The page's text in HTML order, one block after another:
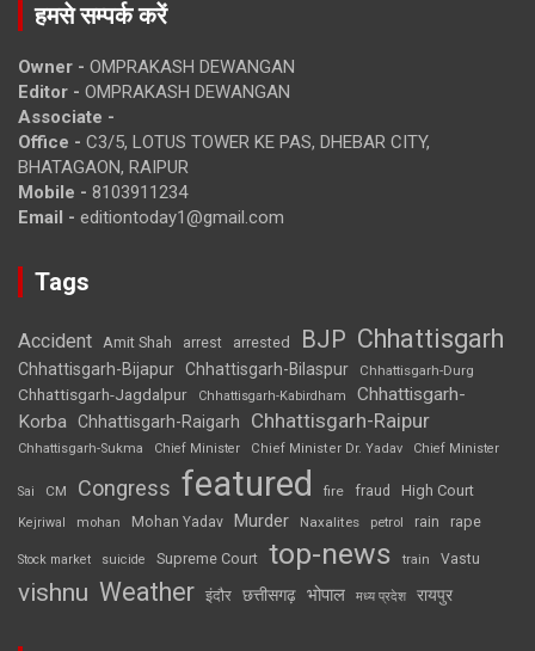
हमसे सम्पर्क करें
Owner - OMPRAKASH DEWANGAN
Editor - OMPRAKASH DEWANGAN
Associate -
Office - C3/5, LOTUS TOWER KE PAS, DHEBAR CITY,
BHATAGAON, RAIPUR
Mobile - 8103911234
Email - editiontoday1@gmail.com
Tags
Accident Amit Shah arrest arrested BJP Chhattisgarh
Chhattisgarh-Bijapur Chhattisgarh-Bilaspur Chhattisgarh-Durg
Chhattisgarh-Jagdalpur Chhattisgarh-Kabirdham
Chhattisgarh-
Korba Chhattisgarh-Raigarh Chhattisgarh-Raipur
Chhattisgarh-Sukma Chief Minister Chief Minister Dr. Yadav Chief Minister
Sai CM Congress featured fire fraud High Court
Kejriwal mohan Mohan Yadav Murder Naxalites petrol rain rape
Stock market suicide Supreme Court top-news train Vastu
vishnu Weather इंदौर छत्तीसगढ़ भोपाल मध्य प्रदेश रायपुर